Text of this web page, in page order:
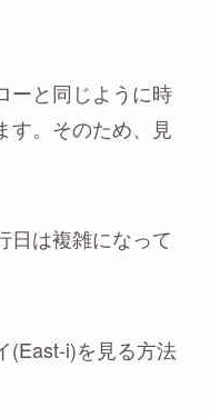
ーと同じように時
す。そのため、見
日は複雑になって
(East-i)を見る方法